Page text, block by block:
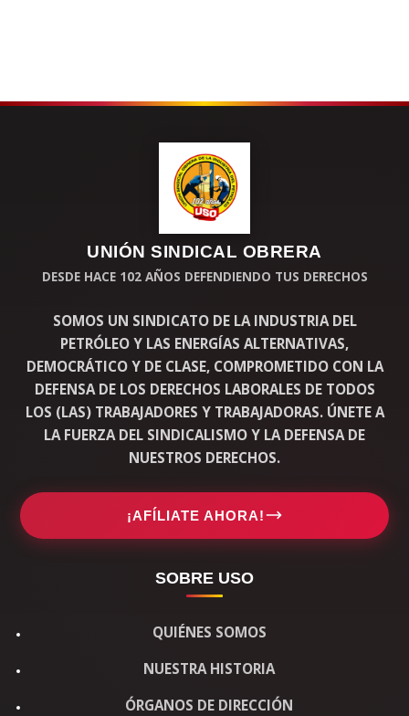
UNIÓN SINDICAL OBRERA
DESDE HACE 102 AÑOS DEFENDIENDO TUS DERECHOS
SOMOS UN SINDICATO DE LA INDUSTRIA DEL
PETRÓLEO Y LAS ENERGÍAS ALTERNATIVAS,
DEMOCRÁTICO Y DE CLASE, COMPROMETIDO CON LA
DEFENSA DE LOS DERECHOS LABORALES DE TODOS
LOS (LAS) TRABAJADORES Y TRABAJADORAS. ÚNETE A
LA FUERZA DEL SINDICALISMO Y LA DEFENSA DE
NUESTROS DERECHOS.
¡AFÍLIATE AHORA!
SOBRE USO
QUIÉNES SOMOS
NUESTRA HISTORIA
ÓRGANOS DE DIRECCIÓN